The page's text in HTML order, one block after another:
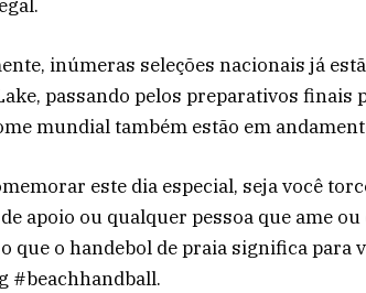
inúmeras seleções nacionais já
passando pelos preparativos finais
mundial também estão em
este dia especial, seja você
apoio ou qualquer pessoa que ame
que o handebol de praia significa para
#beachhandball.